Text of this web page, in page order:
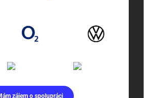
zájem o spolupráci